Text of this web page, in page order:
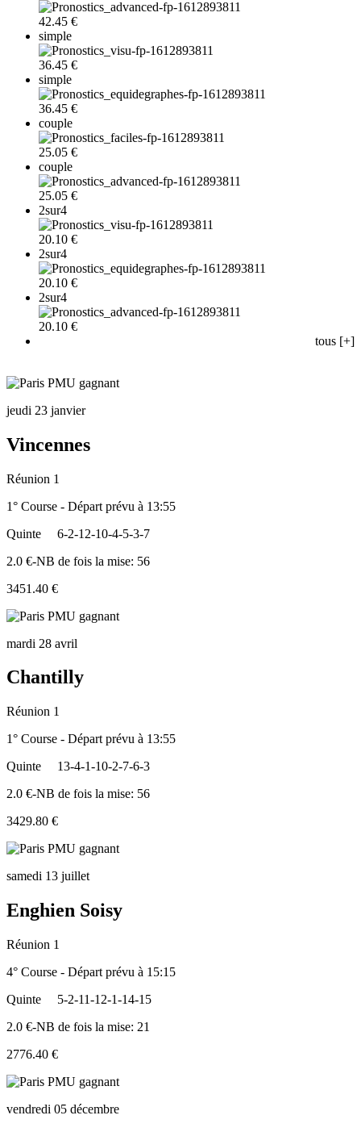
42.45 €
simple
36.45 €
simple
36.45 €
couple
25.05 €
couple
25.05 €
2sur4
20.10 €
2sur4
20.10 €
2sur4
20.10 €
tous [+]
jeudi 23 janvier
Vincennes
Réunion 1
1° Course - Départ prévu à 13:55
Quinte
6-2-12-10-4-5-3-7
2.0 €-NB de fois la mise: 56
3451.40 €
mardi 28 avril
Chantilly
Réunion 1
1° Course - Départ prévu à 13:55
Quinte
13-4-1-10-2-7-6-3
2.0 €-NB de fois la mise: 56
3429.80 €
samedi 13 juillet
Enghien Soisy
Réunion 1
4° Course - Départ prévu à 15:15
Quinte
5-2-11-12-1-14-15
2.0 €-NB de fois la mise: 21
2776.40 €
vendredi 05 décembre